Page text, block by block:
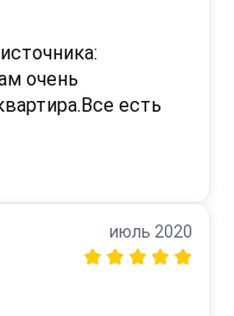
очень
есть
себя как
были в
близко.В
июль 2020